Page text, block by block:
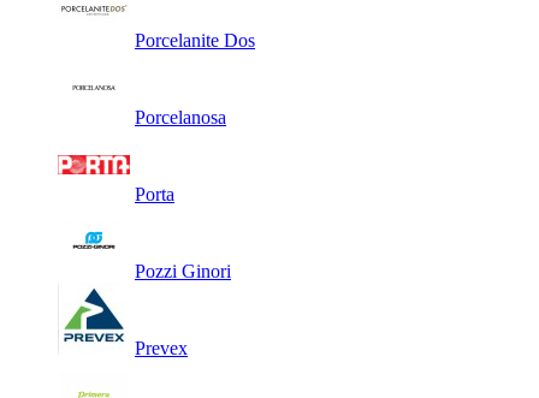
Porcelanite Dos
Porcelanosa
Porta
Pozzi Ginori
Prevex